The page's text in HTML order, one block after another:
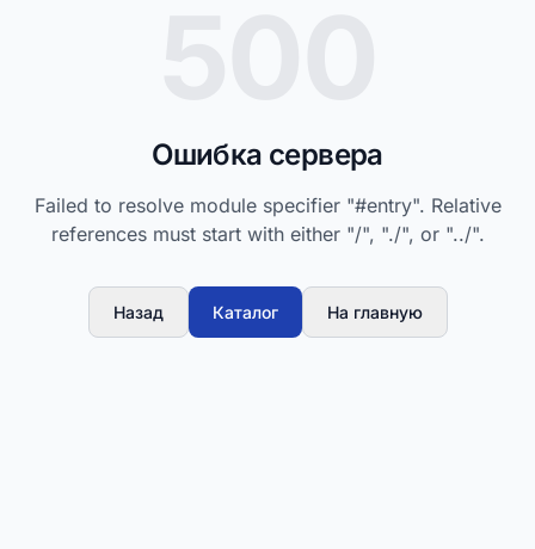
Ошибка сервера
Failed to resolve module specifier "#entry". Relative
references must start with either "/", "./", or "../".
Назад Каталог На главную